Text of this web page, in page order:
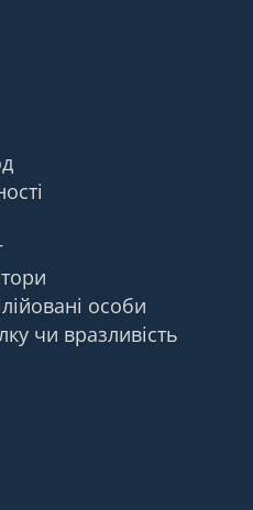
особи
чи вразливість